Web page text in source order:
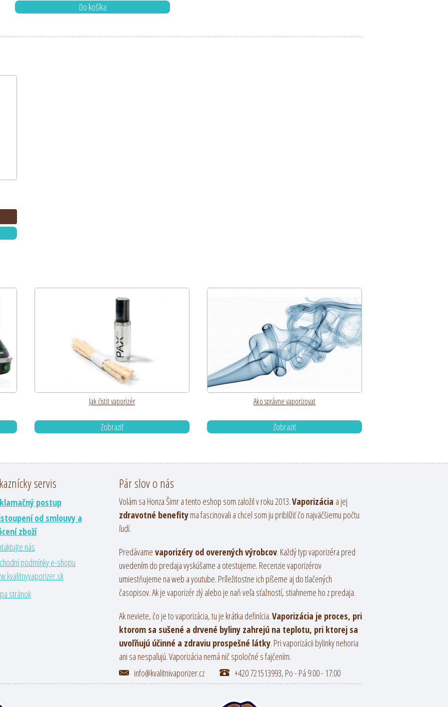
Do košíka
Jak čistit vaporizér
Zobraziť
Ako správne vaporizovat
Zobraziť
servis
postup
od smlouvy a
zboží
nás
podmínky e-shopu
stránok
Pár slov o nás
Volám sa Honza Šimr a tento eshop som založil v roku 2013.Vaporizácia a jej
zdravotné benefityma fascinovali a chcel som ju priblížiť čo najväčšiemu počtu
ľudí.
Predávame vaporizéry od overených výrobcov. Každý typ vaporizéra pred
uvedením do predaja vyskúšame a otestujeme. Recenzie vaporizérov
umiestňujeme na web a youtube. Príležitostne ich píšeme aj do tlačených
časopisov. Ak je vaporizér zlý alebo je naň veľa sťažností, stiahneme ho z predaja.
Ak neviete, čo je to vaporizácia, tu je krátka definícia.Vaporizácia je proces, pri
ktorom sa sušené a drvené byliny zahrejú na teplotu, pri ktorej sa
uvoľňujú účinné a zdraviu prospešné látky. Pri vaporizácii bylinky nehoria
ani sa nespaľujú. Vaporizácia nemá nič spoločné s fajčením.
info@kvalitnivaporizer.cz
+420 721513993, Po - Pá 9:00 - 17:00